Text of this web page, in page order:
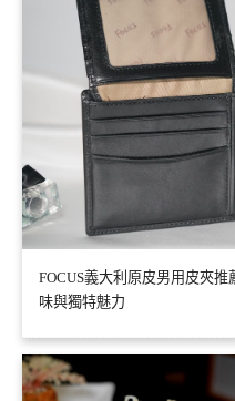
FOCUS義大利原皮男用皮夾
味與獨特魅力